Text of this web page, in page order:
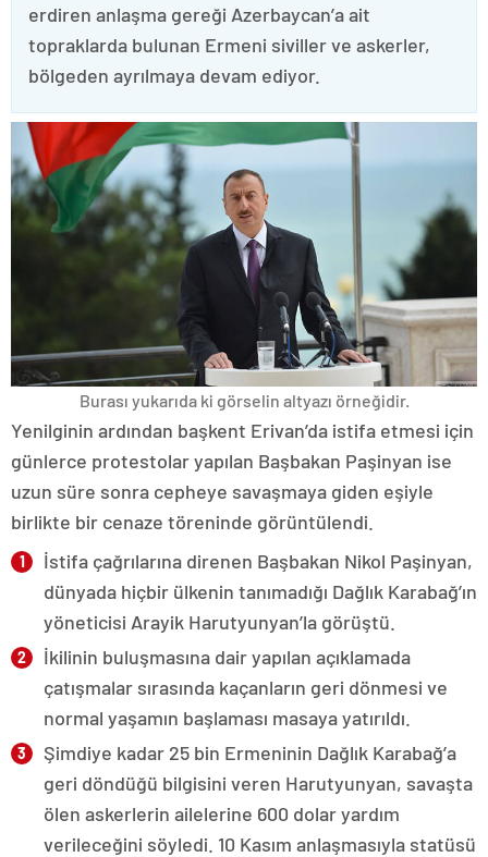
erdiren anlaşma gereği Azerbaycan’a ait
topraklarda bulunan Ermeni siviller ve askerler,
bölgeden ayrılmaya devam ediyor.
Burası yukarıda ki görselin altyazı örneğidir.
Yenilginin ardından başkent Erivan’da istifa etmesi için
günlerce protestolar yapılan Başbakan Paşinyan ise
uzun süre sonra cepheye savaşmaya giden eşiyle
birlikte bir cenaze töreninde görüntülendi.
İstifa çağrılarına direnen Başbakan Nikol Paşinyan,
dünyada hiçbir ülkenin tanımadığı Dağlık Karabağ’ın
yöneticisi Arayik Harutyunyan’la görüştü.
İkilinin buluşmasına dair yapılan açıklamada
çatışmalar sırasında kaçanların geri dönmesi ve
normal yaşamın başlaması masaya yatırıldı.
Şimdiye kadar 25 bin Ermeninin Dağlık Karabağ’a
geri döndüğü bilgisini veren Harutyunyan, savaşta
ölen askerlerin ailelerine 600 dolar yardım
verileceğini söyledi. 10 Kasım anlaşmasıyla statüsü